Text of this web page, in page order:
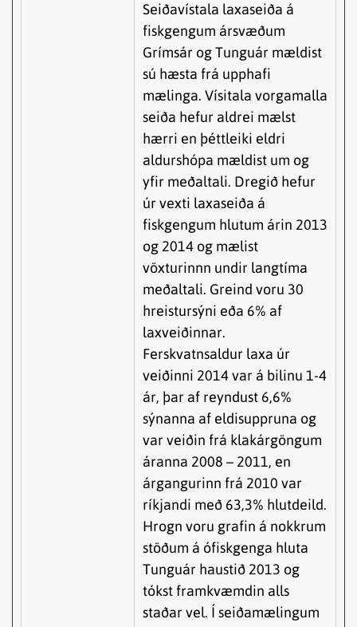
Seiðavístala laxaseiða á
fiskgengum ársvæðum
Grímsár og Tunguár mældist
sú hæsta frá upphafi
mælinga. Vísitala vorgamalla
seiða hefur aldrei mælst
hærri en þéttleiki eldri
aldurshópa mældist um og
yfir meðaltali. Dregið hefur
úr vexti laxaseiða á
fiskgengum hlutum árin 2013
og 2014 og mælist
vöxturinnn undir langtíma
meðaltali. Greind voru 30
hreistursýni eða 6% af
laxveiðinnar.
Ferskvatnsaldur laxa úr
veiðinni 2014 var á bilinu 1-4
ár, þar af reyndust 6,6%
sýnanna af eldisuppruna og
var veiðin frá klakárgöngum
áranna 2008 – 2011, en
árgangurinn frá 2010 var
ríkjandi með 63,3% hlutdeild.
Hrogn voru grafin á nokkrum
stöðum á ófiskgenga hluta
Tunguár haustið 2013 og
tókst framkvæmdin alls
staðar vel. Í seiðamælingum